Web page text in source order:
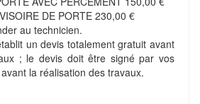
DE PORTE 230,00 €
au technicien.
un devis totalement gratuit avant
; le devis doit être signé par vos
la réalisation des travaux.